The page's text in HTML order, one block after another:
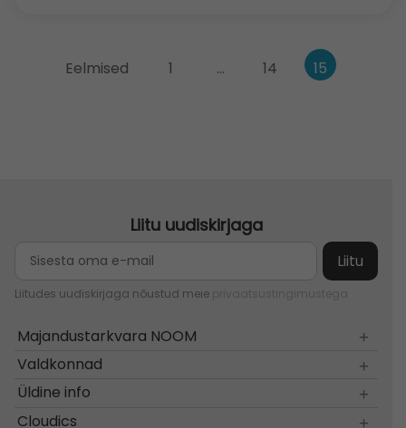
leheküljendusEelmised 1 … 14 15
Liitu uudiskirjaga
Liitudes uudiskirjaga nõustud meie
Majandustarkvara NOOM
Valdkonnad
Üldine info
Cloudics